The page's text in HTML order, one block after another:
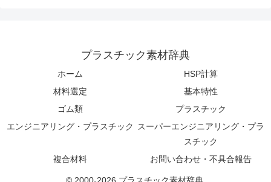
プラスチック素材辞典
ホーム
HSP計算
材料選定
基本特性
ゴム類
プラスチック
エンジニアリング・プラスチック
スーパーエンジニアリング・プラ
スチック
複合材料
お問い合わせ・不具合報告